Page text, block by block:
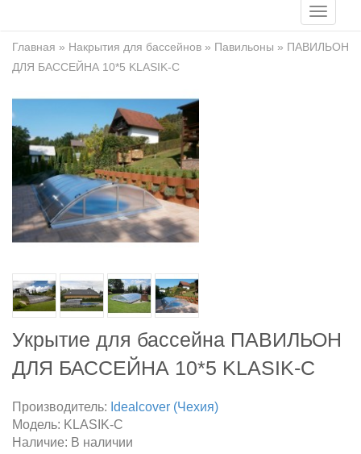
Toggle
Главная » Накрытия для бассейнов » Павильоны » ПАВИЛЬОН
ДЛЯ БАССЕЙНА 10*5 KLASIK-C
Укрытие для бассейна ПАВИЛЬОН
ДЛЯ БАССЕЙНА 10*5 KLASIK-C
Производитель: Idealcover (Чехия)
Модель: KLASIK-C
Наличие: В наличии